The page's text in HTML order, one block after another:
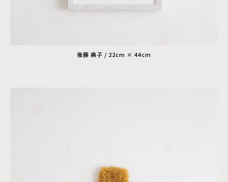
後藤 典子 / 22cm × 44cm